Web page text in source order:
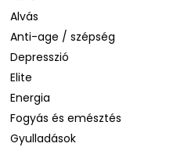
Alvás
Anti-age / szépség
Depresszió
Elite
Energia
Fogyás és emésztés
Gyulladások
LA ROCHE-POSAY B5 RÁNCTALANÍTÓ
SZÉRUM ÉRZÉKENY BŐRRE, 10 ML
1 760 Ft
Korábbi: 4 580 Ft